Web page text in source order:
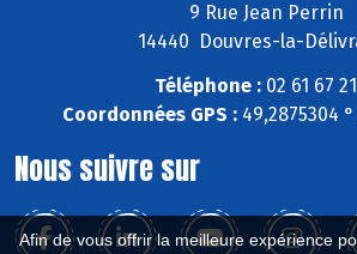
Afin de vous offrir la meilleure expérience
9 Rue Jean Perrin
14440 Douvres-la-
Téléphone :02 61 67
Coordonnées GPS :49,2875304 °
Nous suivre sur